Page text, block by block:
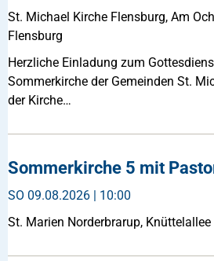
St. Michael Kirche Flensburg, Am
Flensburg
Herzliche Einladung zum
Sommerkirche der Gemeinden St.
der Kirche…
Sommerkirche 5 mit
SO 09.08.2026 | 10:00
St. Marien Norderbrarup,